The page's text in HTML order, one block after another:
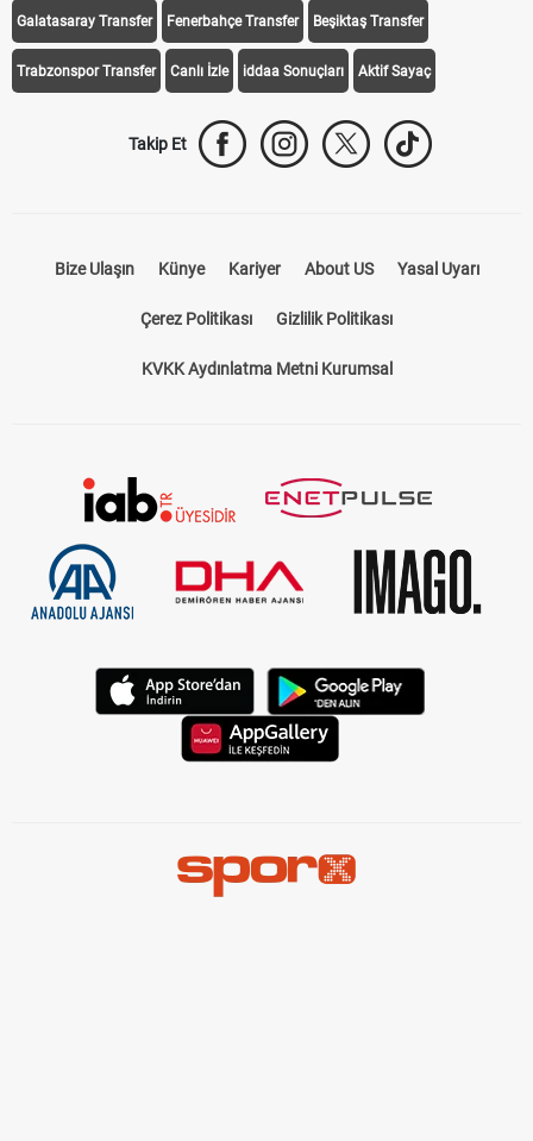
Galatasaray Transfer Fenerbahçe Transfer Beşiktaş Transfer
Trabzonspor Transfer Canlı İzle iddaa Sonuçları Aktif Sayaç
Takip Et
Bize Ulaşın Künye Kariyer About US Yasal Uyarı
Çerez Politikası Gizlilik Politikası
KVKK Aydınlatma Metni Kurumsal